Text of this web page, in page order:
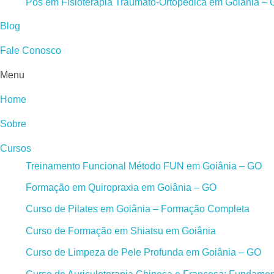
Pós em Fisioterapia Traumato-Ortopédica em Goiânia –
Blog
Fale Conosco
Menu
Home
Sobre
Cursos
Treinamento Funcional Método FUN em Goiânia – GO
Formação em Quiropraxia em Goiânia – GO
Curso de Pilates em Goiânia – Formação Completa
Curso de Formação em Shiatsu em Goiânia
Curso de Limpeza de Pele Profunda em Goiânia – GO